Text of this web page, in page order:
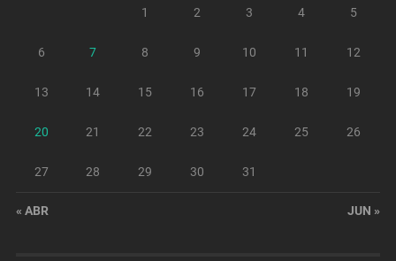
1 2 3 4 5
6 7 8 9 10 11 12
13 14 15 16 17 18 19
20 21 22 23 24 25 26
27 28 29 30 31
« ABR JUN »